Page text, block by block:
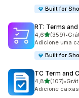
Built for
RT: Terms
4,6de 5 estrelas
(359)
359 avaliações
•
Adicione uma
Built for
TC Term and
4,8de 5 estrelas
(107)
107 avaliações
•
Adicione